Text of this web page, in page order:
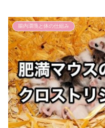
腸内環境と体の仕組み